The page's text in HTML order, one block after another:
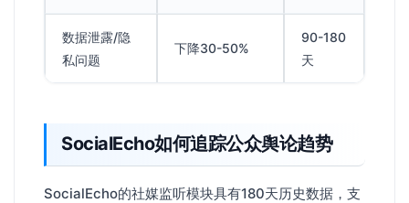
数据泄露/隐
私问题
下降30-50%
90-180
天
SocialEcho如何追踪公众舆论趋势
SocialEcho的社媒监听模块具有180天历史数据，支